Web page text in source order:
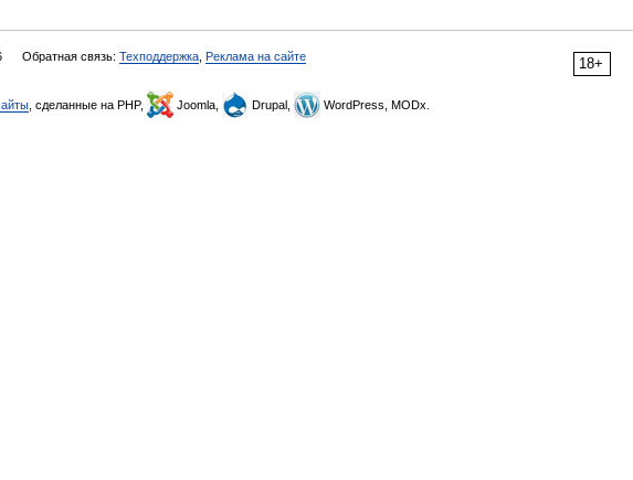
18+
Обратная связь: Техподдержка Реклама на сайте
, сделанные на PHP, Joomla, Drupal, WordPress, MODx.